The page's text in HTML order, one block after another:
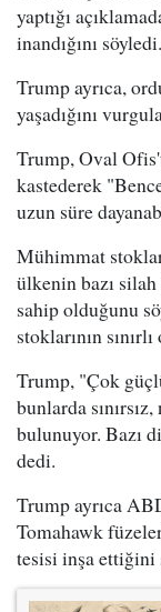
yaptığı
inandığını söyledi.
Trump ayrıca,
yaşadığını
Trump, Oval
kastederek
uzun süre
Mühimmat
ülkenin bazı silah
sahip olduğunu
stoklarının
Trump, "Çok
bunlarda
bulunuyor. Bazı
dedi.
Trump ayrıca
Tomahawk
tesisi inşa ettiğini